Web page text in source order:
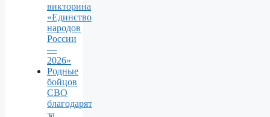
викторина
«Единство
народов
России
—
2026»
Родные
бойцов
СВО
благодарят
за